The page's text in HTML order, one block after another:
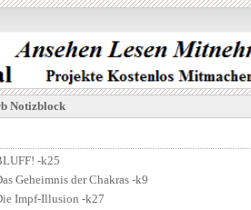
Notizblock
-k25
Geheimnis der Chakras -k9
Impf-Illusion -k27